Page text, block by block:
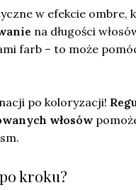
w efekcie ombre,
na długości
farb – to może
po koloryzacji!
włosów
kroku?